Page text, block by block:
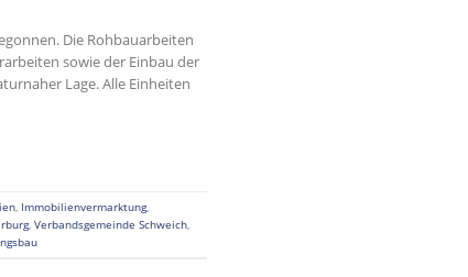
Die Rohbauarbeiten
sowie der Einbau der
Lage. Alle Einheiten
, Immobilienvermarktung,
, Verbandsgemeinde Schweich,